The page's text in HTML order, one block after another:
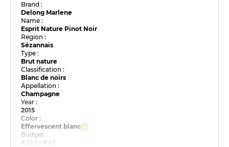
Brand :
Delong Marlene
Name :
Esprit Nature Pinot Noir
Region :
Sézannais
Type :
Brut nature
Classification :
Blanc de noirs
Appellation :
Champagne
Year :
2015
Color :
Effervescent blanc
Budget :
€25 to €45